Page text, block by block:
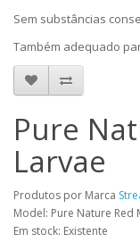
Sem substâncias
Também adequado
Pure
Larvae
Produtos por Marca
Model: Pure Nature Red
Em stock: Existente